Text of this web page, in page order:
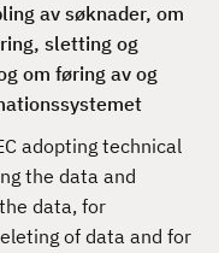
av søknader, om
sletting og
om føring av og
adopting technical
the data and
data, for
of data and for